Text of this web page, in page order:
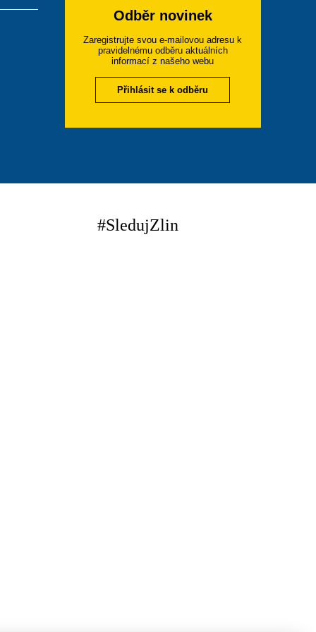
Odběr novinek
Zaregistrujte svou e-mailovou adresu k
pravidelnému odběru aktuálních
informací z našeho webu
Přihlásit se k odběru
#SledujZlin